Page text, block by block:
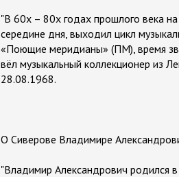
"В 60х – 80х годах прошлого века
середине дня, выходил цикл
«Поющие меридианы» (ПМ), время
вёл музыкальный коллекционер из
28.08.1968.
О Сиверове Владимире
"Владимир Александрович родился